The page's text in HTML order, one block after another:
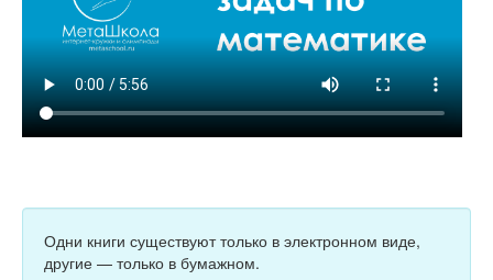
Одни книги существуют только в электронном виде,
другие — только в бумажном.